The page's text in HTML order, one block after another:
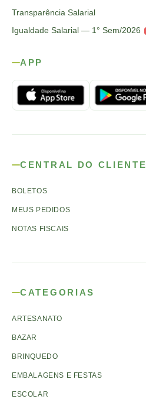
Transparência Salarial
Igualdade Salarial — 1° Sem/2026
APP
CENTRAL DO CLIENTE
BOLETOS
MEUS PEDIDOS
NOTAS FISCAIS
CATEGORIAS
ARTESANATO
BAZAR
BRINQUEDO
EMBALAGENS E FESTAS
ESCOLAR